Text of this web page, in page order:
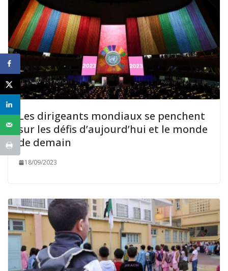
Les dirigeants mondiaux se penchent
sur les défis d’aujourd’hui et le monde
de demain
18/09/2023